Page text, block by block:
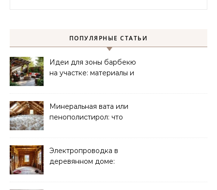
ПОПУЛЯРНЫЕ СТАТЬИ
Идеи для зоны барбекю
на участке: материалы и
Минеральная вата или
пенополистирол: что
Электропроводка в
деревянном доме: